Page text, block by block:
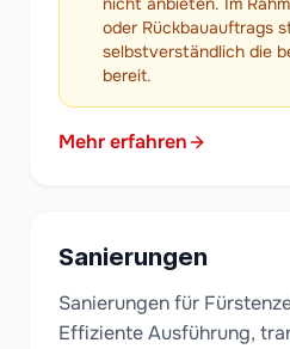
oder Rückbauauftrags
selbstverständlich die
bereit.
Mehr erfahren
Sanierungen
Sanierungen für
Effiziente Ausführung,